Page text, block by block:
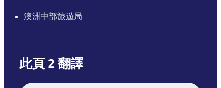
澳洲中部旅遊局
此頁 2 翻譯
English